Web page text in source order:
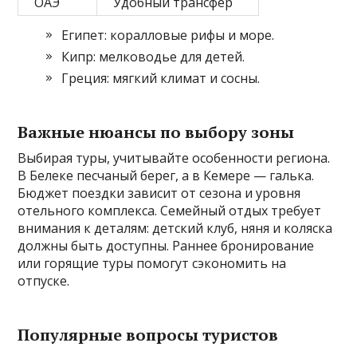
Египет: коралловые рифы и море.
Кипр: мелководье для детей.
Греция: мягкий климат и сосны.
Важные нюансы по выбору зоны
Выбирая туры, учитывайте особенности региона.
В Белеке песчаный берег, а в Кемере — галька.
Бюджет поездки зависит от сезона и уровня
отельного комплекса. Семейный отдых требует
внимания к деталям: детский клуб, няня и коляска
должны быть доступны. Раннее бронирование
или горящие туры помогут сэкономить на
отпуске.
Популярные вопросы туристов